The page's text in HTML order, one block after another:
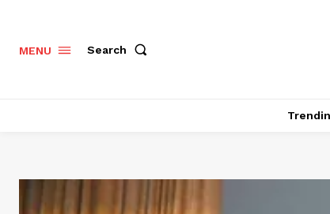
MENU Search